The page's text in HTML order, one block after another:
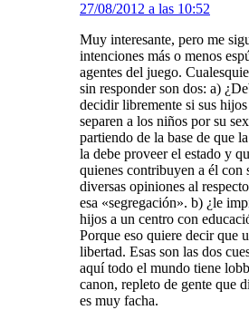
27/08/2012 a las 10:52
Muy interesante, pero me
intenciones más o menos
agentes del juego.
sin responder son dos: a)
decidir libremente si sus
separen a los niños por su
partiendo de la base de que
la debe proveer el estado y
quienes contribuyen a él con
diversas opiniones al
esa «segregación». b) ¿le
hijos a un centro con
Porque eso quiere decir que
libertad. Esas son las dos
aquí todo el mundo tiene
canon, repleto de gente que
es muy facha.